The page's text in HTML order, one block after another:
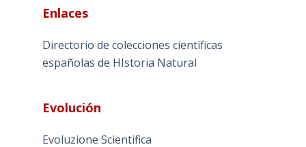
Enlaces
Directorio de colecciones científicas
españolas de HIstoria Natural
Evolución
Evoluzione Scientifica